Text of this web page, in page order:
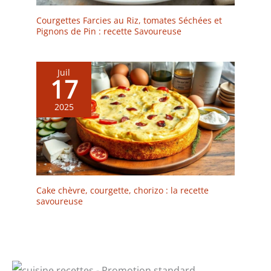
adaptée à la cuisson au
four traditionnel jusqu'à
250°C. FACILE À
cuisine, et pas sur le
nettoyage. L'opale facilite
le nettoyage à la main, et
passe également au lave-
vaisselle. La collection
Smart Cuisine Diwali
vous propose 4 plats de
service différents,
disponibles à l'unité ou
pour s'accorder à tous
Courgettes Farcies au Riz, tomates Séchées et
Pignons de Pin : recette Savoureuse
Juil
17
2025
Cake chèvre, courgette, chorizo : la recette
savoureuse